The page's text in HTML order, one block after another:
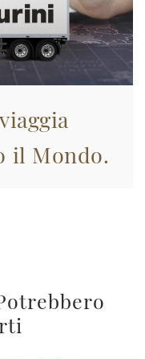
il Mondo.